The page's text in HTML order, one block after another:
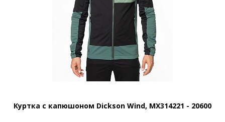
Куртка с капюшоном Dickson Wind, MX314221 - 20600